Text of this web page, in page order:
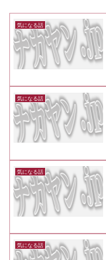
気になる話
気になる話
気になる話
気になる話